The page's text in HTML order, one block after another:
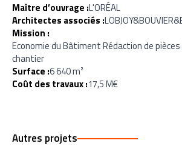
Maître d’ouvrage :L'ORÉAL
Architectes associés :
Mission :
Economie du Bâtiment Rédaction de
chantier
Surface :6 640 m²
Coût des travaux :17,5 M€
Autres projets